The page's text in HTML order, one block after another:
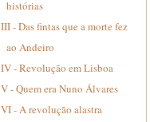
histórias
III - Das fintas que a morte fez
ao Andeiro
IV - Revolução em Lisboa
V - Quem era Nuno Álvares
VI - A revolução alastra